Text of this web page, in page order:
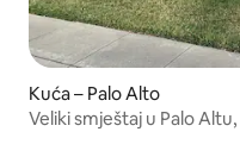
Kuća – Palo Alto
Veliki smještaj u Palo